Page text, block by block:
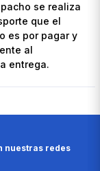
se realiza
que el
es por pagar y
al
entrega.
nuestras redes